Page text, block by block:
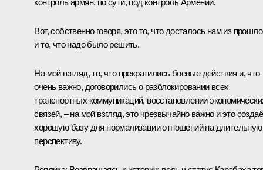
контроль армян, по сути, под контроль Армении.
Вот, собственно говоря, это то, что досталось нам из
и то, что надо было решить.
На мой взгляд, то, что прекратились боевые действия и, что
очень важно, договорились о разблокировании всех
транспортных коммуникаций, восстановлении
связей, – на мой взгляд, это чрезвычайно важно и это
хорошую базу для нормализации отношений на длительную
перспективу.